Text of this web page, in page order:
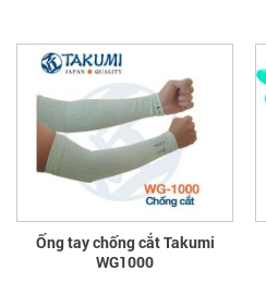
Ống tay chống cắt Takumi
WG1000